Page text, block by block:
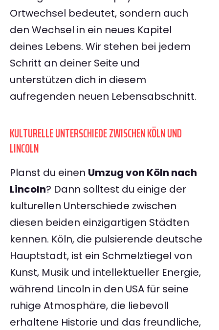
Ortwechsel bedeutet, sondern auch
den Wechsel in ein neues Kapitel
deines Lebens. Wir stehen bei jedem
Schritt an deiner Seite und
unterstützen dich in diesem
aufregenden neuen Lebensabschnitt.
KULTURELLE UNTERSCHIEDE ZWISCHEN KÖLN UND
LINCOLN
Planst du einen Umzug von Köln nach
Lincoln? Dann solltest du einige der
kulturellen Unterschiede zwischen
diesen beiden einzigartigen Städten
kennen. Köln, die pulsierende deutsche
Hauptstadt, ist ein Schmelztiegel von
Kunst, Musik und intellektueller Energie,
während Lincoln in den USA für seine
ruhige Atmosphäre, die liebevoll
erhaltene Historie und das freundliche,